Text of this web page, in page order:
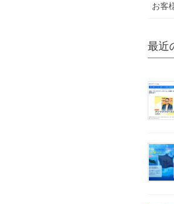
お客
最近